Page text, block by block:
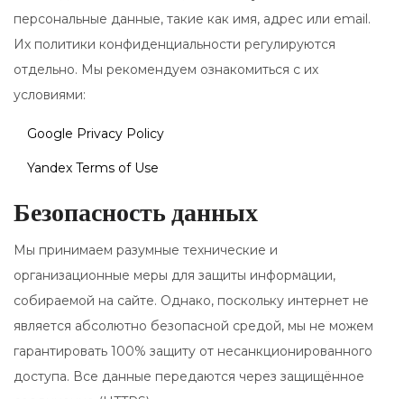
персональные данные, такие как имя, адрес или email.
Их политики конфиденциальности регулируются
отдельно. Мы рекомендуем ознакомиться с их
условиями:
Google Privacy Policy
Yandex Terms of Use
Безопасность данных
Мы принимаем разумные технические и
организационные меры для защиты информации,
собираемой на сайте. Однако, поскольку интернет не
является абсолютно безопасной средой, мы не можем
гарантировать 100% защиту от несанкционированного
доступа. Все данные передаются через защищённое